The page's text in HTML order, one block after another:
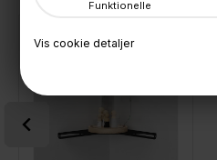
Funktionelle
Vis cookie detaljer